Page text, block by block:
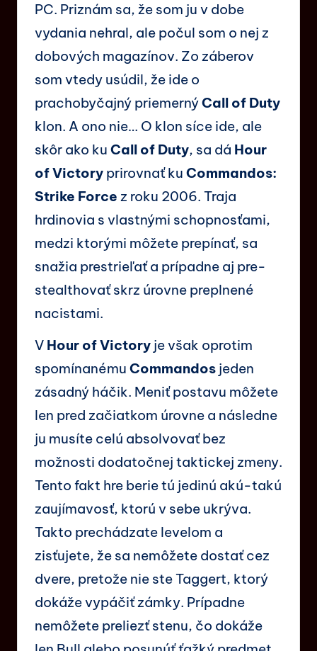
PC. Priznám sa, že som ju v dobe
vydania nehral, ale počul som o nej z
dobových magazínov. Zo záberov
som vtedy usúdil, že ide o
prachobyčajný priemernýCall of Duty
klon. A ono nie… O klon síce ide, ale
skôr ako ku Call of Duty, sa dá Hour
of Victory prirovnať ku Commandos:
Strike Force z roku 2006. Traja
hrdinovia s vlastnými schopnosťami,
medzi ktorými môžete prepínať, sa
snažia prestrieľať a prípadne aj pre-
stealthovať skrz úrovne preplnené
nacistami.
V Hour of Victory je však oprotim
spomínanému Commandos jeden
zásadný háčik. Meniť postavu môžete
len pred začiatkom úrovne a následne
ju musíte celú absolvovať bez
možnosti dodatočnej taktickej zmeny.
Tento fakt hre berie tú jedinú akú-takú
zaujímavosť, ktorú v sebe ukrýva.
Takto prechádzate levelom a
zisťujete, že sa nemôžete dostať cez
dvere, pretože nie ste Taggert, ktorý
dokáže vypáčiť zámky. Prípadne
nemôžete preliezť stenu, čo dokáže